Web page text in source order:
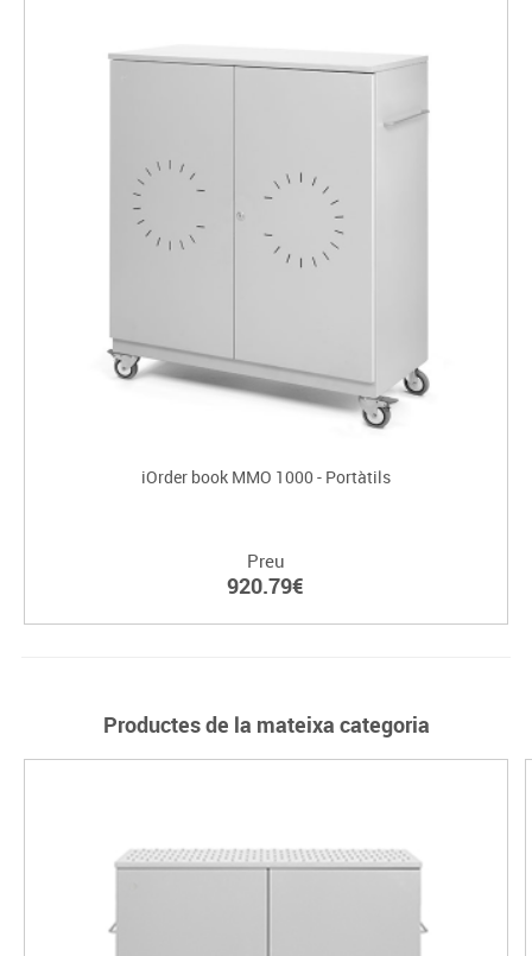
iOrder book MMO 1000 - Portàtils
Preu
920.79€
Productes de la mateixa categoria